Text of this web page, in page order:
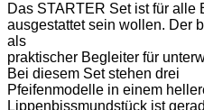
Das STARTER Set ist für alle
ausgestattet sein wollen. Der
als
praktischer Begleiter für
Bei diesem Set stehen drei
Pfeifenmodelle in einem
Lippenbissmundstück ist